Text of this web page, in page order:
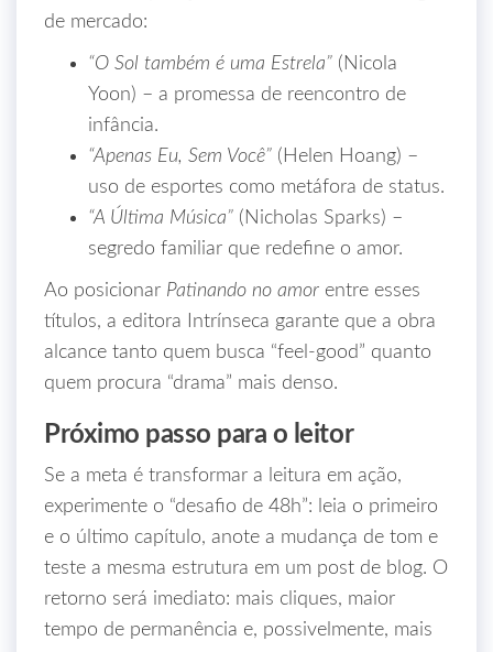
de mercado:
“O Sol também é uma Estrela” (Nicola
Yoon) – a promessa de reencontro de
infância.
“Apenas Eu, Sem Você” (Helen Hoang) –
uso de esportes como metáfora de status.
“A Última Música” (Nicholas Sparks) –
segredo familiar que redefine o amor.
Ao posicionar Patinando no amor entre esses
títulos, a editora Intrínseca garante que a obra
alcance tanto quem busca “feel‑good” quanto
quem procura “drama” mais denso.
Próximo passo para o leitor
Se a meta é transformar a leitura em ação,
experimente o “desafio de 48h”: leia o primeiro
e o último capítulo, anote a mudança de tom e
teste a mesma estrutura em um post de blog. O
retorno será imediato: mais cliques, maior
tempo de permanência e, possivelmente, mais